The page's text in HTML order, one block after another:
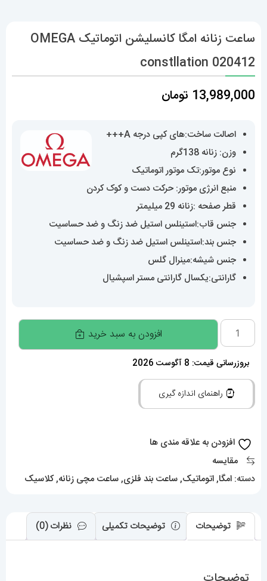
ساعت زنانه امگا کانسلیشن اتوماتیک OMEGA
constllation 020412
13,989,000 تومان
اصالت ساخت:های کپی درجه A+++
وزن: زنانه 138گرم
نوع موتور:تک موتور اتوماتیک
منبع انرژی موتور: حرکت دست و کوک کردن
قطر صفحه :زنانه 29 میلیمتر
جنس قاب:استینلس استیل ضد زنگ و ضد حساسیت
جنس بند:استینلس استیل ضد زنگ و ضد حساسیت
جنس شیشه:مینرال گلس
گارانتی:یکسال گارانتی مستر اسپشیال
ساعت
زنانه
امگا
کانسلیشن
اتوماتیک
constllation
020412
افزودن به سبد خرید
بروزرسانی قیمت: 8 آگوست 2026
راهنمای اندازه گیری
افزودن به علاقه مندی ها
مقایسه
دسته: امگا,اتوماتیک,ساعت بند فلزی,ساعت مچی زنانه,کلاسیک
توضیحات توضیحات تکمیلی نظرات (0)